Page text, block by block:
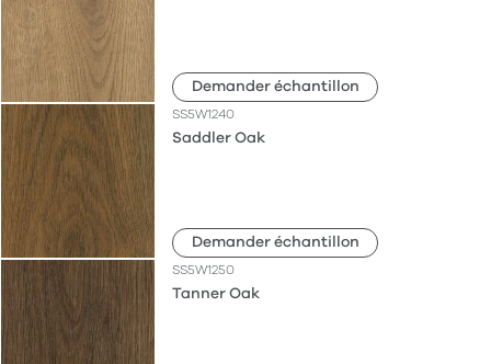
Demander échantillon
SS5W1240
Saddler Oak
Demander échantillon
SS5W1250
Tanner Oak